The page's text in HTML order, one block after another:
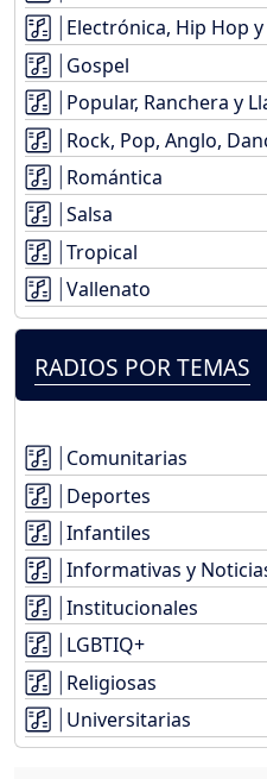
Electrónica, Hip Hop
Gospel
Popular, Ranchera y
Rock, Pop, Anglo,
Romántica
Salsa
Tropical
Vallenato
RADIOS POR TEMAS
Comunitarias
Deportes
Infantiles
Informativas y
Institucionales
LGBTIQ+
Religiosas
Universitarias